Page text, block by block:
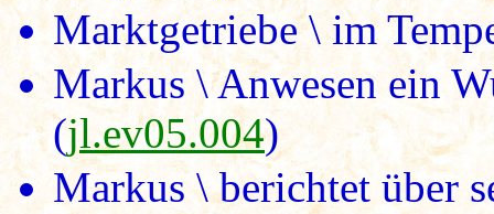
Marktgetriebe \ im
Markus \ Anwesen ein
(jl.ev05.004)
Markus \ berichtet über